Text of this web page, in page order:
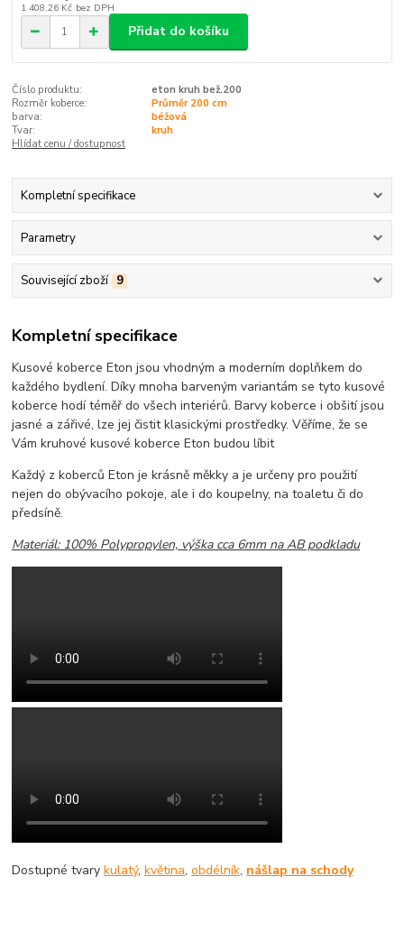
1 408,26 Kč bez DPH
Přidat do košíku
Číslo produktu:
eton kruh bež.200
Rozměr koberce:
Průměr 200 cm
barva:
béžová
Tvar:
kruh
Hlídat cenu / dostupnost
Kompletní specifikace
Parametry
Související zboží 9
Kompletní specifikace
Kusové koberce Eton jsou vhodným a moderním doplňkem do
každého bydlení. Díky mnoha barveným variantám se tyto kusové
koberce hodí téměř do všech interiérů. Barvy koberce i obšití jsou
jasné a zářivé, lze jej čistit klasickými prostředky. Věříme, že se
Vám kruhové kusové koberce Eton budou líbit
Každý z koberců Eton je krásně měkky a je určeny pro použití
nejen do obývacího pokoje, ale i do koupelny, na toaletu či do
předsíně.
Materiál: 100% Polypropylen, výška cca 6mm na AB podkladu
Dostupné tvarykulatý,květina,obdélník, nášlap na schody